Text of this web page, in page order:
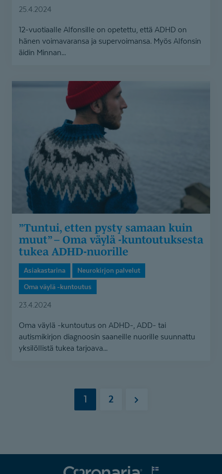
25.4.2024
12-vuotiaalle Alfonsille on opetettu, että ADHD on
hänen voimavaransa ja supervoimansa. Myös Alfonsin
äidin Minnan...
Oma
väylä
kuntoutuksesta
ADHD-
nuorille
”Tuntui, etten pysty samaan kuin
muut” – Oma väylä -kuntoutuksesta
tukea ADHD-nuorille
Asiakastarina
Neurokirjon palvelut
Oma väylä -kuntoutus
23.4.2024
Oma väylä -kuntoutus on ADHD-, ADD- tai
autismikirjon diagnoosin saaneille nuorille suunnattu
yksilöllistä tukea tarjoava...
1 2
Seuraava